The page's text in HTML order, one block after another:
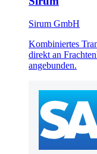
Sirum GmbH
Kombiniertes
direkt an
angebunden.